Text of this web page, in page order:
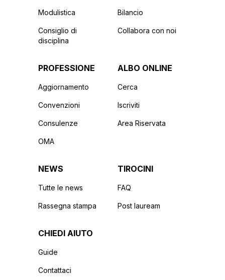
Modulistica
Consiglio di
disciplina
Bilancio
Collabora con noi
PROFESSIONE
Aggiornamento
Convenzioni
Consulenze
OMA
ALBO ONLINE
Cerca
Iscriviti
Area Riservata
NEWS
Tutte le news
Rassegna stampa
TIROCINI
FAQ
Post lauream
CHIEDI AIUTO
Guide
Contattaci